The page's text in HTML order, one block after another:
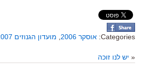
Categories: אוסקר 2006 מועדון הגנוזים 2007
« יש לנו זוכה